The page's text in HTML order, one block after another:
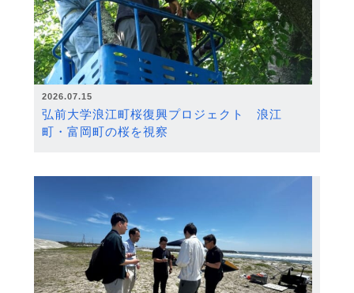
2026.07.15
弘前大学浪江町桜復興プロジェクト 浪江
町・富岡町の桜を視察